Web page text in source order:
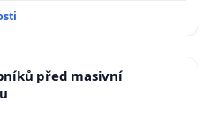
před masivní